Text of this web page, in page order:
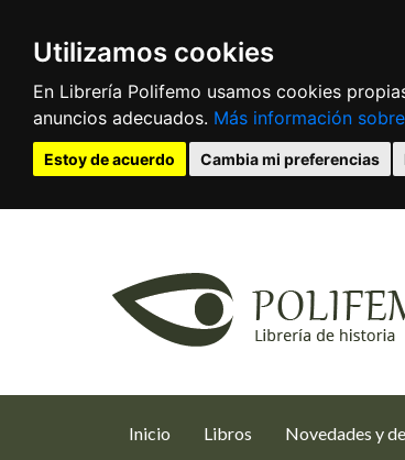
Utilizamos cookies
En Librería Polifemo usamos cookies
anuncios adecuados. Más información
Estoy de acuerdo Cambia mi preferencias
Inicio (current)
Libros Novedades y